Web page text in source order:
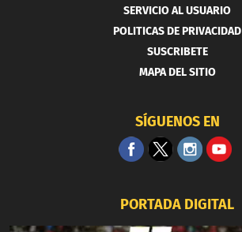
SERVICIO AL USUARIO
POLITICAS DE PRIVACIDAD
SUSCRIBETE
MAPA DEL SITIO
SÍGUENOS EN
PORTADA DIGITAL